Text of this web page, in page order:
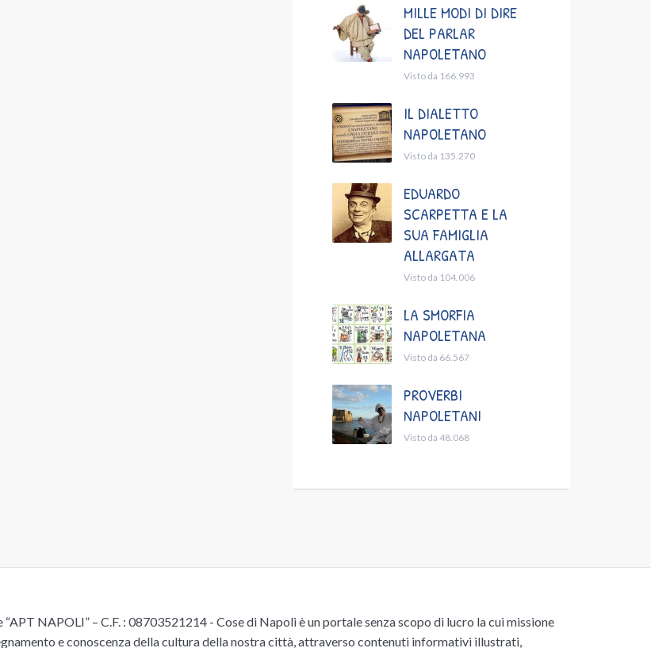
MILLE MODI DI DIRE
DEL PARLAR
NAPOLETANO
Visto da 166.993
IL DIALETTO
NAPOLETANO
Visto da 135.270
EDUARDO
SCARPETTA E LA
SUA FAMIGLIA
ALLARGATA
Visto da 104.006
LA SMORFIA
NAPOLETANA
Visto da 66.567
PROVERBI
NAPOLETANI
Visto da 48.068
NAPOLI” – C.F. : 08703521214 - Cose di Napoli è un portale senza scopo di lucro la cui missione
e conoscenza della cultura della nostra città, attraverso contenuti informativi illustrati,